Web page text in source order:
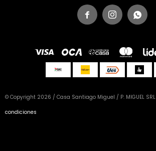
  
© Copyright 2026 / Casa Santiago Miguel / P. MIGUEL SRL
condiciones